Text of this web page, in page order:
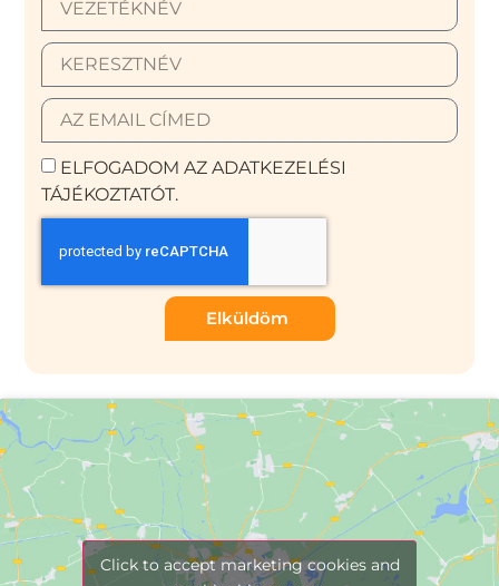
ELFOGADOM AZ ADATKEZELÉSI
TÁJÉKOZTATÓT.
Elküldöm
Click to accept marketing cookies and